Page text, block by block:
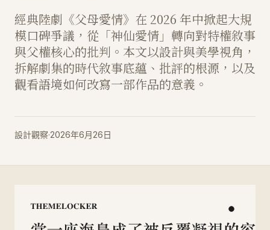
經典陸劇《父母愛情》在 2026 年中掀起大規
模口碑爭議，從「神仙愛情」轉向對特權敘事
與父權核心的批判。本文以設計與美學視角，
拆解劇集的時代敘事底蘊、批評的根源，以及
觀看語境如何改寫一部作品的意義。
設計觀察·2026年6月26日